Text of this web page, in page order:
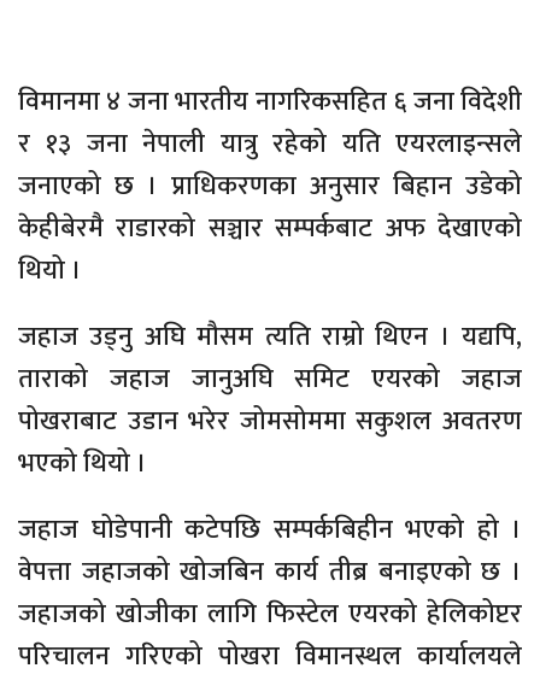
विमानमा ४ जना भारतीय नागरिकसहित ६ जना विदेशी
र १३ जना नेपाली यात्रु रहेको यति एयरलाइन्सले
जनाएको छ । प्राधिकरणका अनुसार बिहान उडेको
केहीबेरमै राडारको सञ्चार सम्पर्कबाट अफ देखाएको
थियो ।
जहाज उड्नु अघि मौसम त्यति राम्रो थिएन । यद्यपि,
ताराको जहाज जानुअघि समिट एयरको जहाज
पोखराबाट उडान भरेर जोमसोममा सकुशल अवतरण
भएको थियो ।
जहाज घोडेपानी कटेपछि सम्पर्कबिहीन भएको हो ।
वेपत्ता जहाजको खोजबिन कार्य तीब्र बनाइएको छ ।
जहाजको खोजीका लागि फिस्टेल एयरको हेलिकोप्टर
परिचालन गरिएको पोखरा विमानस्थल कार्यालयले